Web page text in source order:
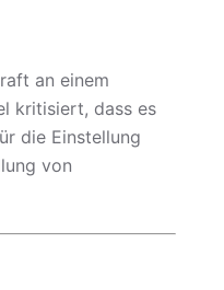
an einem
kritisiert, dass es
die Einstellung
von